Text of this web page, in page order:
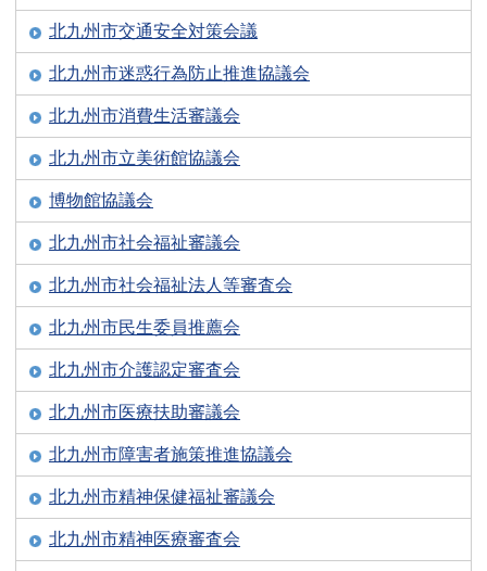
北九州市交通安全対策会議
北九州市迷惑行為防止推進協議会
北九州市消費生活審議会
北九州市立美術館協議会
博物館協議会
北九州市社会福祉審議会
北九州市社会福祉法人等審査会
北九州市民生委員推薦会
北九州市介護認定審査会
北九州市医療扶助審議会
北九州市障害者施策推進協議会
北九州市精神保健福祉審議会
北九州市精神医療審査会